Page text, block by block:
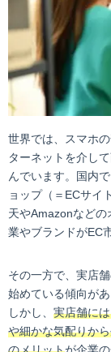
世界では、スマホ
ターネットを介し
んでいます。国内
ョップ（＝ECサイ
天やAmazonなど
業やブランドがEC
その一方で、実店
始めている傾向があ
しかし、 実店舗に
や細かな気配りか